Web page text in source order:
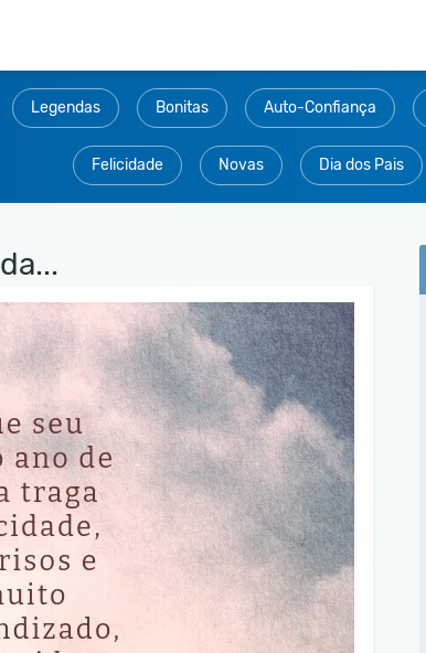
Legendas Bonitas Auto-Confiança
Felicidade Novas Dia dos Pais